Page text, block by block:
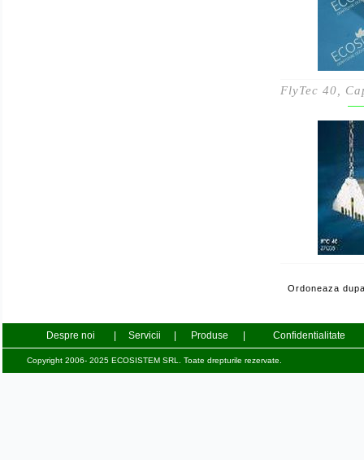
FlyTec 40,
Ordoneaza
Despre noi Servicii Produse Confidentialitate
Copyright 2006- 2025 ECOSISTEM SRL. Toate drepturile rezervate.